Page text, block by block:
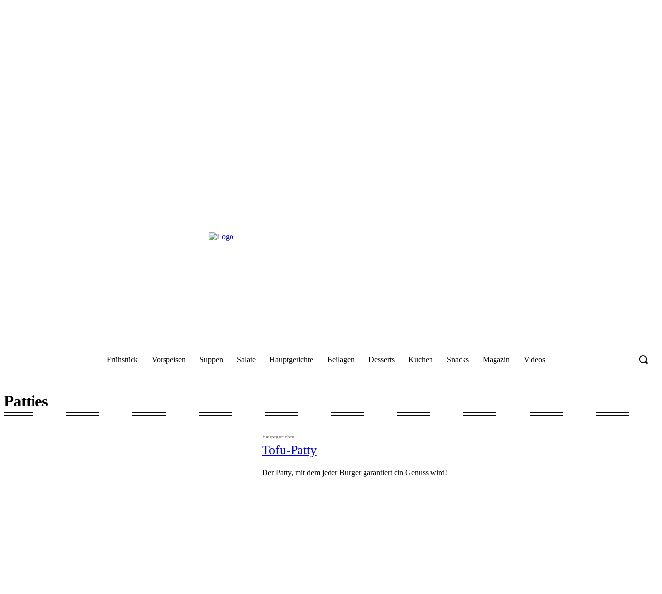
Frühstück Vorspeisen Suppen Salate Hauptgerichte Beilagen Desserts Kuchen Snacks Magazin Videos
Patties
Hauptgerichte
Tofu-Patty
Der Patty, mit dem jeder Burger garantiert ein Genuss wird!